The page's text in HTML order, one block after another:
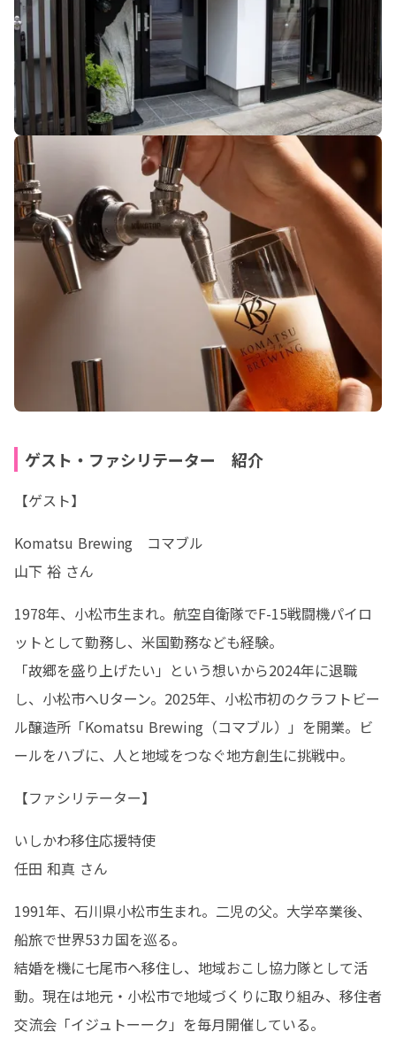
ゲスト・ファシリテーター 紹介
【ゲスト】
Komatsu Brewing　コマブル
山下 裕 さん
1978年、小松市生まれ。航空自衛隊でF-15戦闘機パイロ
ットとして勤務し、米国勤務なども経験。
「故郷を盛り上げたい」という想いから2024年に退職
し、小松市へUターン。2025年、小松市初のクラフトビー
ル醸造所「Komatsu Brewing（コマブル）」を開業。ビ
ールをハブに、人と地域をつなぐ地方創生に挑戦中。
【ファシリテーター】
いしかわ移住応援特使
任田 和真 さん
1991年、石川県小松市生まれ。二児の父。大学卒業後、
船旅で世界53カ国を巡る。
結婚を機に七尾市へ移住し、地域おこし協力隊として活
動。現在は地元・小松市で地域づくりに取り組み、移住者
交流会「イジュトーーク」を毎月開催している。